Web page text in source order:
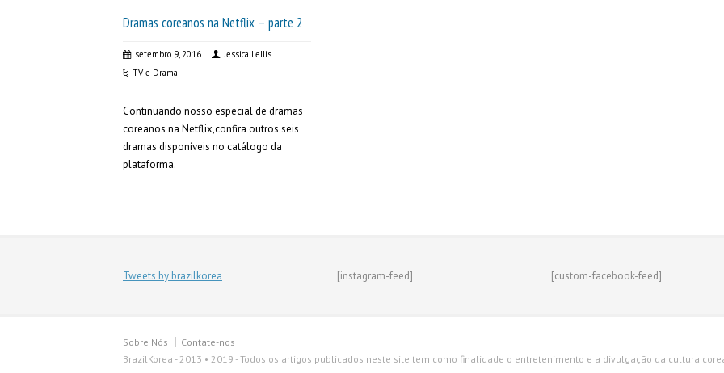
Dramas coreanos na Netflix – parte 2
setembro 9, 2016
Jessica Lellis
TV e Drama
Continuando nosso especial de dramas
coreanos na Netflix,confira outros seis
dramas disponíveis no catálogo da
plataforma.
Tweets by brazilkorea [instagram-feed] [custom-facebook-feed]
Sobre Nós
Contate-nos
BrazilKorea - 2013 • 2019 - Todos os artigos publicados neste site tem como finalidade o entretenimento e a divulgação da cultura